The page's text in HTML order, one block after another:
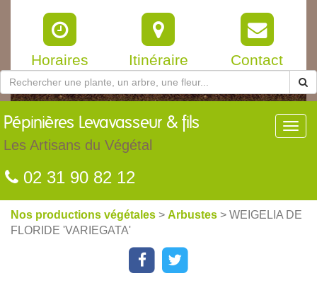
Horaires Itinéraire Contact
Pépinières Levavasseur & fils
Les Artisans du Végétal
02 31 90 82 12
Nos productions végétales > Arbustes > WEIGELIA DE
FLORIDE 'VARIEGATA'